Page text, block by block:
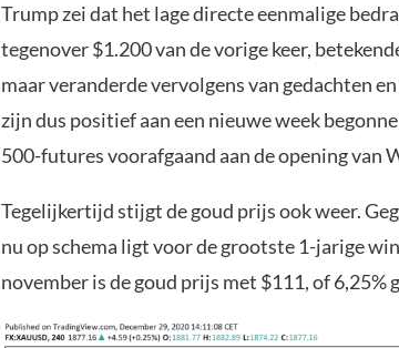
Trump zei dat het lage directe eenmalige
tegenover $1.200 van de vorige keer,
maar veranderde vervolgens van gedachten
zijn dus positief aan een nieuwe week
500-futures voorafgaand aan de opening van
Tegelijkertijd stijgt de goud prijs ook weer.
nu op schema ligt voor de grootste 1-jarige
november is de goud prijs met $111, of 6,25%